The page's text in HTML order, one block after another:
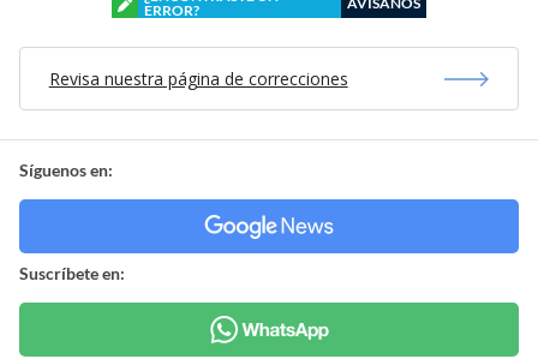
ERROR?
Revisa nuestra página de correcciones
Síguenos en:
Suscríbete en: